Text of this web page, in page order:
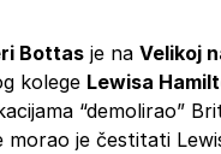
Bottas je na Velikoj
kolege Lewisa
“demolirao”
morao je čestitati